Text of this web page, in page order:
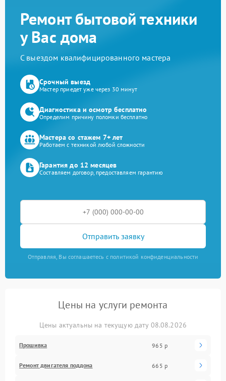
Ремонт бытовой техники
у Вас дома
С выездом квалифицированного мастера
Срочный выезд
Мастер приедет уже через 30 минут
Диагностика и осмотр бесплатно
Определим причину поломки бесплатно
Мастера со стажем 7+ лет
Работаем с техникой любой сложности
Гарантия до 12 месяцев
Составляем договор, предоставляем гарантию
Отправить заявку
Отправляя, Вы соглашаетесь с политикой конфиденциальности
Цены на услуги ремонта
Цены актуальны на текущую дату 08.08.2026
Прошивка 965 р
Ремонт двигателя поддона 665 р